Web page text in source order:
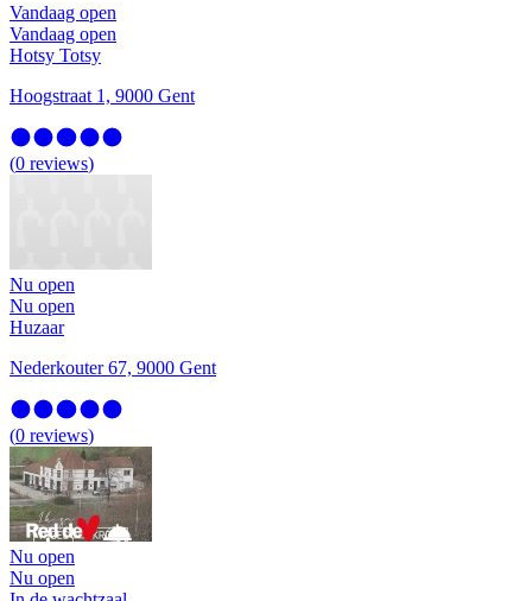
Vandaag open
Vandaag open
Hotsy Totsy
Hoogstraat 1, 9000 Gent
(0 reviews)
Nu open
Nu open
Huzaar
Nederkouter 67, 9000 Gent
(0 reviews)
Nu open
Nu open